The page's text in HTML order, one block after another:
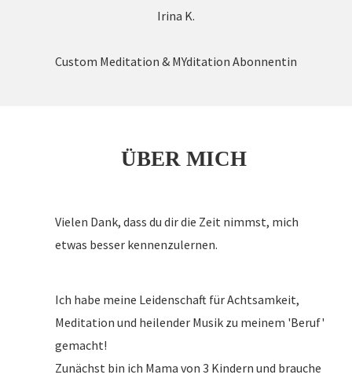
Irina K.
Custom Meditation & MYditation Abonnentin
ÜBER MICH
Vielen Dank, dass du dir die Zeit nimmst, mich
etwas besser kennenzulernen.
Ich habe meine Leidenschaft für Achtsamkeit,
Meditation und heilender Musik zu meinem 'Beruf'
gemacht!
Zunächst bin ich Mama von 3 Kindern und brauche